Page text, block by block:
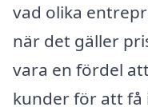
vad olika
när det gäller
vara en fördel
kunder för att få